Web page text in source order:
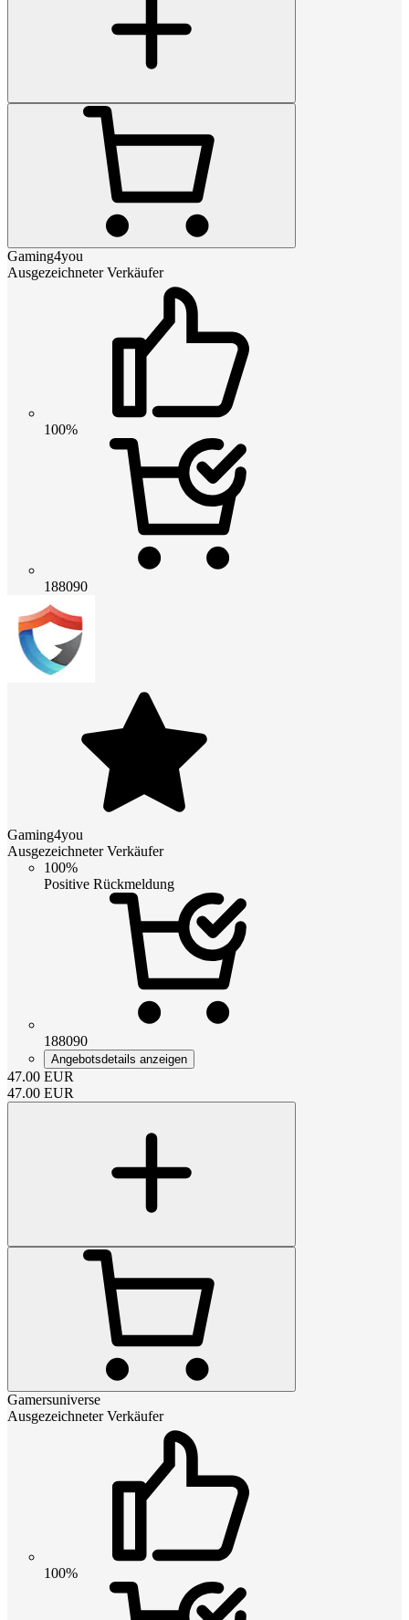
Gaming4you
Ausgezeichneter Verkäufer
100%
188090
Gaming4you
Ausgezeichneter Verkäufer
100%
Positive Rückmeldung
188090
Angebotsdetails anzeigen
47.00 EUR
47.00 EUR
Gamersuniverse
Ausgezeichneter Verkäufer
100%